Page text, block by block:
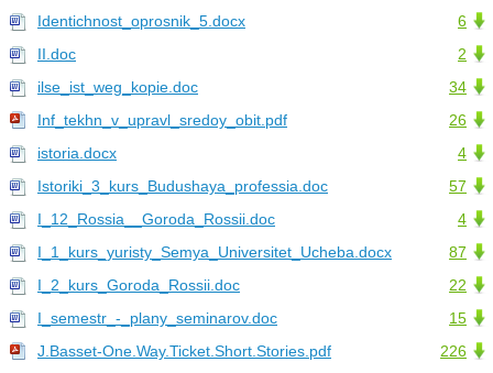
6
Identichnost_oprosnik_5.docx
2
II.doc
34
ilse_ist_weg_kopie.doc
26
Inf_tekhn_v_upravl_sredoy_obit.pdf
4
istoria.docx
57
Istoriki_3_kurs_Budushaya_professia.doc
4
I_12_Rossia__Goroda_Rossii.doc
87
I_1_kurs_yuristy_Semya_Universitet_Ucheba.docx
22
I_2_kurs_Goroda_Rossii.doc
15
I_semestr_-_plany_seminarov.doc
226
J.Basset-One.Way.Ticket.Short.Stories.pdf